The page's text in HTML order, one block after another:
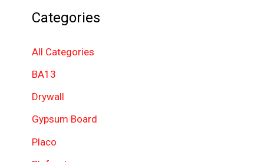
Categories
All Categories
BA13
Drywall
Gypsum Board
Placo